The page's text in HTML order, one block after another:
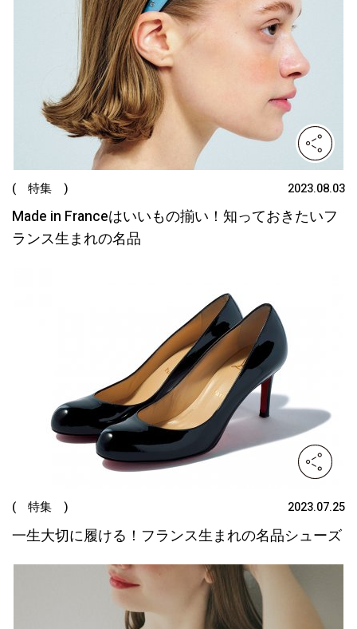
( 特集 ) 2023.08.03
Made in Franceはいいもの揃い！知っておきたいフ
ランス生まれの名品
( 特集 ) 2023.07.25
一生大切に履ける！フランス生まれの名品シューズ